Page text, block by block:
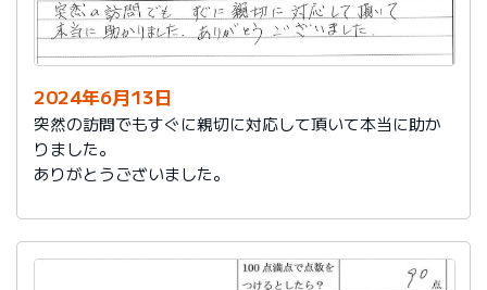
2024年6月13日
突然の訪問でもすぐに親切に対応して頂いて本当に助か
りました。
ありがとうございました。